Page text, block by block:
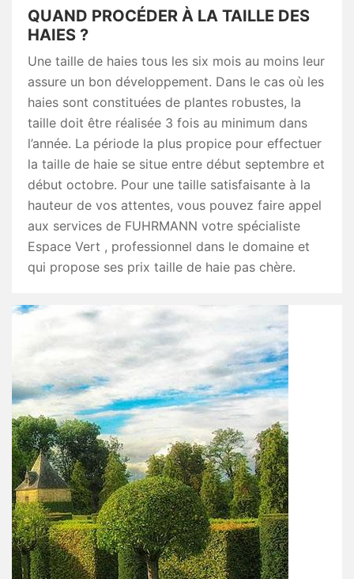
QUAND PROCÉDER À LA TAILLE DES
HAIES ?
Une taille de haies tous les six mois au moins leur
assure un bon développement. Dans le cas où les
haies sont constituées de plantes robustes, la
taille doit être réalisée 3 fois au minimum dans
l’année. La période la plus propice pour effectuer
la taille de haie se situe entre début septembre et
début octobre. Pour une taille satisfaisante à la
hauteur de vos attentes, vous pouvez faire appel
aux services de FUHRMANN votre spécialiste
Espace Vert , professionnel dans le domaine et
qui propose ses prix taille de haie pas chère.